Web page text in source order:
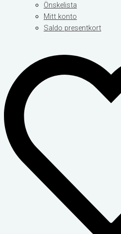
Önskelista
Mitt konto
Saldo presentkort